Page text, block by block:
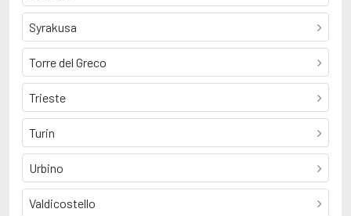
Syrakusa
Torre del Greco
Trieste
Turin
Urbino
Valdicostello